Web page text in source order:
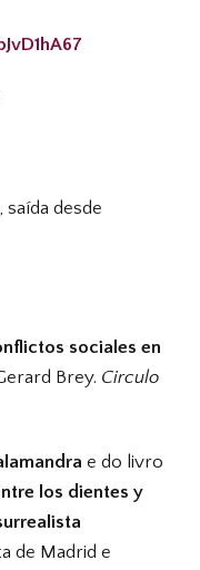
, saída desde
sociales en
Brey. Circulo
e do livro
los dientes y
de Madrid e